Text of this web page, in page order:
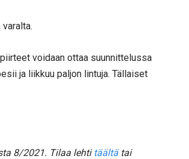
voidaan ottaa suunnittelussa
ja liikkuu paljon lintuja. Tällaiset
8/2021. Tilaa lehti täältätai